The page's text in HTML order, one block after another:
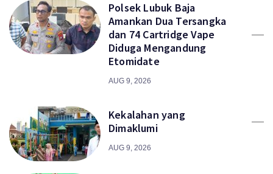
Polsek Lubuk Baja
Amankan Dua Tersangka
dan 74 Cartridge Vape
Diduga Mengandung
Etomidate
AUG 9, 2026
Kekalahan yang
Dimaklumi
AUG 9, 2026